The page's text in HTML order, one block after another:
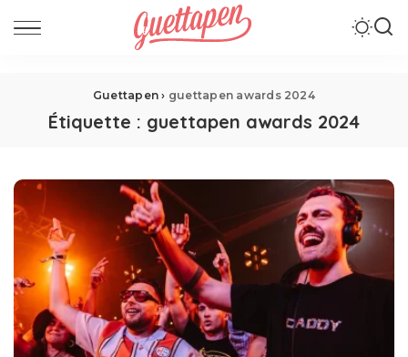
Guettapen › guettapen awards 2024
Étiquette : guettapen awards 2024